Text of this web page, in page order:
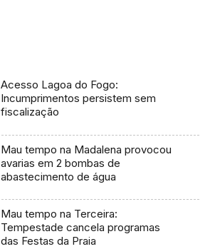
Acesso Lagoa do Fogo:
Incumprimentos persistem sem
fiscalização
Mau tempo na Madalena provocou
avarias em 2 bombas de
abastecimento de água
Mau tempo na Terceira:
Tempestade cancela programas
das Festas da Praia